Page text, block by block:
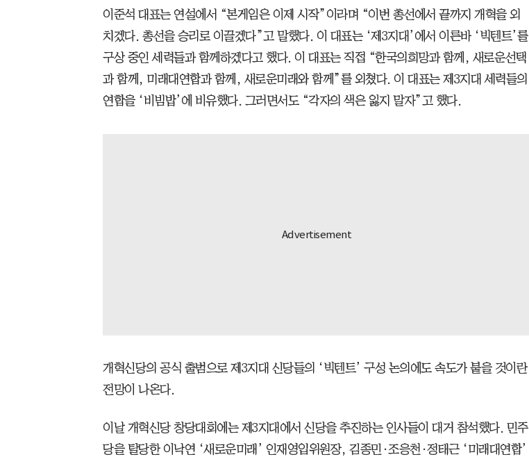
이준석 대표는 연설에서 “본게임은 이제 시작”이라며 “이번 총선에서 끝까지 개혁을 외
치겠다. 총선을 승리로 이끌겠다”고 말했다. 이 대표는 ‘제3지대’에서 이른바 ‘빅텐트’를
구상 중인 세력들과 함께하겠다고 했다. 이 대표는 직접 “한국의희망과 함께, 새로운선택
과 함께, 미래대연합과 함께, 새로운미래와 함께”를 외쳤다. 이 대표는 제3지대 세력들의
연합을 ‘비빔밥’에 비유했다. 그러면서도 “각자의 색은 잃지 말자”고 했다.
개혁신당의 공식 출범으로 제3지대 신당들의 ‘빅텐트’ 구성 논의에도 속도가 붙을 것이란
전망이 나온다.
이날 개혁신당 창당대회에는 제3지대에서 신당을 추진하는 인사들이 대거 참석했다. 민주
당을 탈당한 이낙연 ‘새로운미래’ 인재영입위원장, 김종민·조응천·정태근 ‘미래대연합’